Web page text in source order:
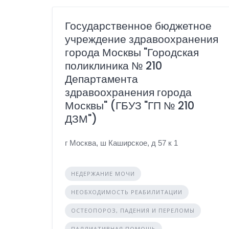
Государственное бюджетное
учреждение здравоохранения
города Москвы "Городская
поликлиника № 210
Департамента
здравоохранения города
Москвы" (ГБУЗ "ГП № 210
ДЗМ")
г Москва, ш Каширское, д 57 к 1
НЕДЕРЖАНИЕ МОЧИ
НЕОБХОДИМОСТЬ РЕАБИЛИТАЦИИ
ОСТЕОПОРОЗ, ПАДЕНИЯ И ПЕРЕЛОМЫ